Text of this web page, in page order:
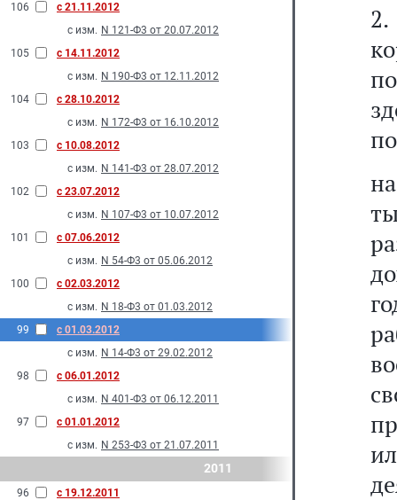
106
с 21.11.2012
с изм. N 121-Ф3 от 20.07.2012
105
с 14.11.2012
с изм. N 190-Ф3 от 12.11.2012
104
с 28.10.2012
с изм. N 172-Ф3 от 16.10.2012
103
с 10.08.2012
с изм. N 141-Ф3 от 28.07.2012
102
с 23.07.2012
с изм. N 107-Ф3 от 10.07.2012
101
с 07.06.2012
с изм. N 54-Ф3 от 05.06.2012
100
с 02.03.2012
с изм. N 18-Ф3 от 01.03.2012
99
с 01.03.2012
с изм. N 14-Ф3 от 29.02.2012
98
с 06.01.2012
с изм. N 401-Ф3 от 06.12.2011
97
с 01.01.2012
с изм. N 253-Ф3 от 21.07.2011
2011
96
с 19.12.2011